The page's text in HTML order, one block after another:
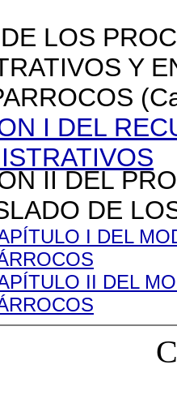
LOS
Y
I DEL
II DEL
DE
I DEL
II DEL